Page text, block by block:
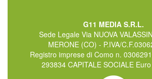
G11 MEDIA S.R.L.
Sede Legale Via NUOVA
MERONE (CO) - P.IVA/
Registro imprese di Como n.
293834 CAPITALE SOCIALE